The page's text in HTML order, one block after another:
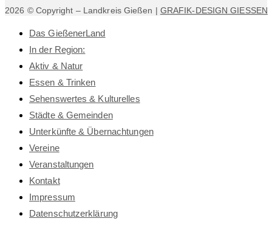
2026 © Copyright – Landkreis Gießen | GRAFIK-DESIGN GIESSEN
Das GießenerLand
In der Region:
Aktiv & Natur
Essen & Trinken
Sehenswertes & Kulturelles
Städte & Gemeinden
Unterkünfte & Übernachtungen
Vereine
Veranstaltungen
Kontakt
Impressum
Datenschutz­erklärung